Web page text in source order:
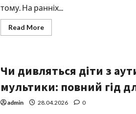
тому. На ранніх...
Read MoreRead
more
рак
шлунка:
шанси
методи
Чи дивляться діти з
мультики: повний гід
admin 28.04.2026 0